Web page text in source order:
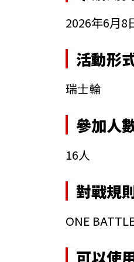
2026年6月8
活動形
瑞士輪
參加人
16人
對戰規
ONE
可以使